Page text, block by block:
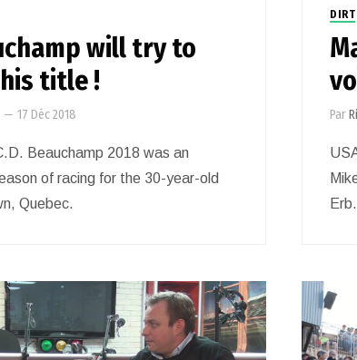
will try to
title !
— 17 Déc 2018
Beauchamp 2018 was an
of racing for the 30-year-old
Quebec.
DIRT
Par
Erb.